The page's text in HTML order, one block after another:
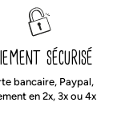
sécurisé
bancaire, Paypal,
en 2x, 3x ou 4x